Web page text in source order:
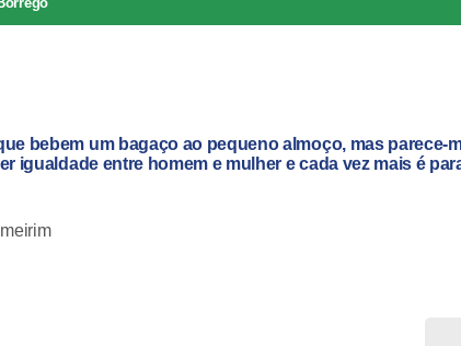
bebem um bagaço ao pequeno almoço, mas parece-
igualdade entre homem e mulher e cada vez mais é